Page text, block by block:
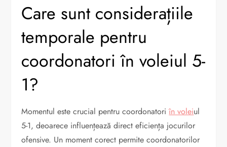
Care sunt considerațiile
temporale pentru
coordonatori în voleiul 5-
1?
Momentul este crucial pentru coordonatoriîn voleiul
5-1, deoarece influențează direct eficiența jocurilor
ofensive. Un moment corect permite coordonatorilor